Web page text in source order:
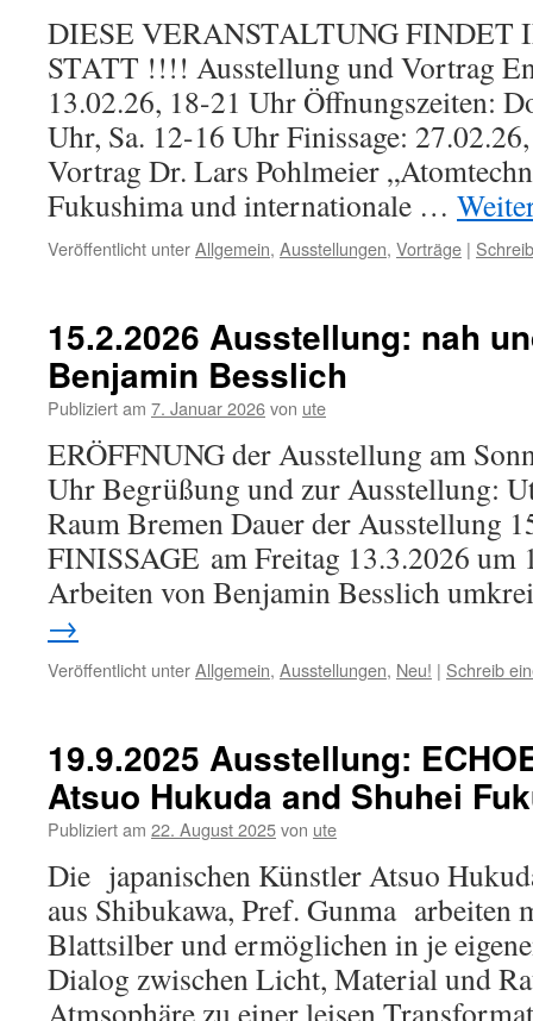
DIESE VERANSTALTUNG FINDET
STATT !!!! Ausstellung und Vortrag
13.02.26, 18-21 Uhr Öffnungszeiten:
Uhr, Sa. 12-16 Uhr Finissage:
Vortrag Dr. Lars Pohlmeier
Fukushima und internationale …
Veröffentlicht unterAllgemein, Ausstellungen, Vorträge |
15.2.2026 Ausstellung: nah
Benjamin Besslich
Publiziert am 7. Januar 2026von ute
ERÖFFNUNG der Ausstellung am
Uhr Begrüßung und zur Ausstellung:
Raum Bremen Dauer der Ausstellung
FINISSAGE am Freitag 13.3.2026
Arbeiten von Benjamin Besslich
→
Veröffentlicht unterAllgemein, Ausstellungen, Neu! | Schreib
19.9.2025 Ausstellung:
Atsuo Hukuda and Shuhei
Publiziert am 22. August 2025von ute
Die japanischen Künstler Atsuo
aus Shibukawa, Pref. Gunma arbeiten
Blattsilber und ermöglichen in je
Dialog zwischen Licht, Material und
Atmsophäre zu einer leisen